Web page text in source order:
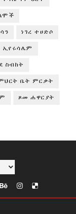
ነገረ ተሀድሶ
ኢየሩሳሌም
ስብከት
ቤት ምርቃት
ጾመ ሐዋርያት